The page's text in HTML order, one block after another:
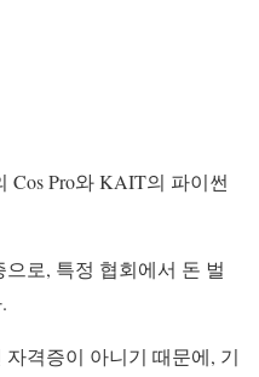
Cos Pro와 KAIT의 파이썬
로, 특정 협회에서 돈 벌
격증이 아니기 때문에, 기